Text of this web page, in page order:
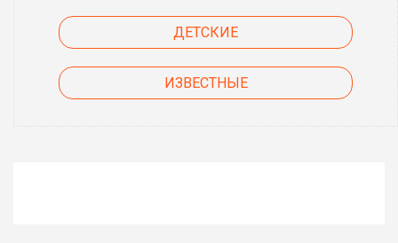
ДЕТСКИЕ
ИЗВЕСТНЫЕ